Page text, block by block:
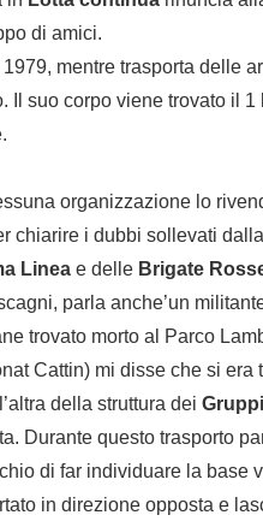
di amici.
1979, mentre trasporta delle
Il suo corpo viene trovato il
organizzazione lo
chiarire i dubbi sollevati
Linea e delle Brigate
parla anche’un
trovato morto al Parco
Cattin) mi disse che si
della struttura dei
Durante questo trasporto
di far individuare la base
in direzione opposta e